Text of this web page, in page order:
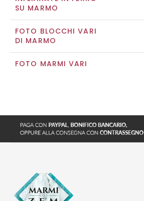
SU MARMO
FOTO BLOCCHI VARI
DI MARMO
FOTO MARMI VARI